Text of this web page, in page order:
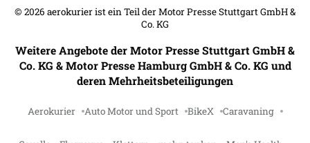
© 2026 aerokurier ist ein Teil der Motor Presse Stuttgart GmbH &
Co. KG
Weitere Angebote der Motor Presse Stuttgart GmbH &
Co. KG & Motor Presse Hamburg GmbH & Co. KG und
deren Mehrheitsbeteiligungen
Aerokurier Auto Motor und Sport BikeX Caravaning